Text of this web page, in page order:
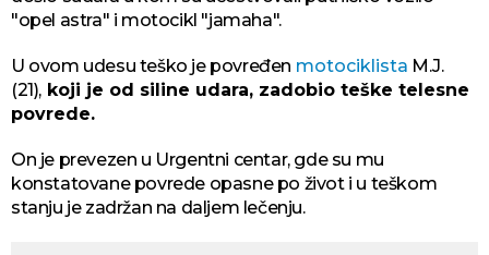
"opel astra" i motocikl "jamaha".
U ovom udesu teško je povređen motociklista M.J.
(21), koji je od siline udara, zadobio teške telesne
povrede.
On je prevezen u Urgentni centar, gde su mu
konstatovane povrede opasne po život i u teškom
stanju je zadržan na daljem lečenju.